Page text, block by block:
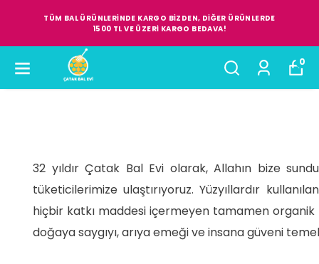
TÜM BAL ÜRÜNLERİNDE KARGO BİZDEN, DİĞER ÜRÜNLERDE
1500 TL VE ÜZERİ KARGO BEDAVA!
0
32 yıldır Çatak Bal Evi olarak, Allahın bize
tüketicilerimize ulaştırıyoruz. Yüzyıllardır
hiçbir katkı maddesi içermeyen tamamen
doğaya saygıyı, arıya emeği ve insana güveni